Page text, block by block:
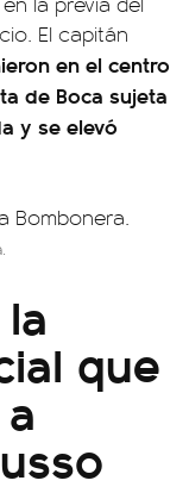
El capitán
en el centro
de Boca sujeta
y se elevó
que